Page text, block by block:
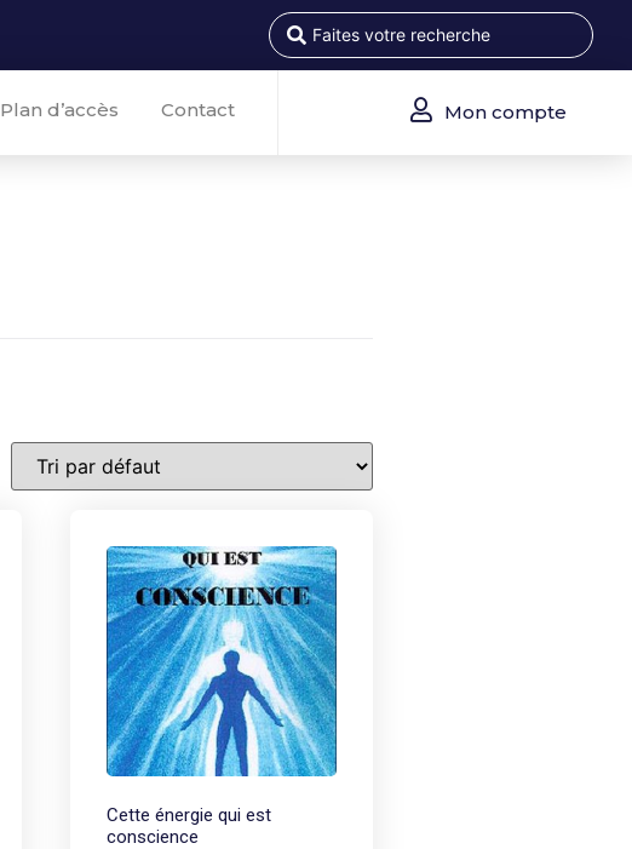
Plan d’accès Contact Mon compte
Cette énergie qui est
conscience